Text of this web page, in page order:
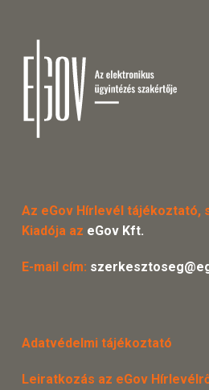
Az eGov Hírlevél tájékoztató,
Kiadója az eGov Kft.
E-mail cím:
Adatvédelmi tájékoztató
Leiratkozás az eGov